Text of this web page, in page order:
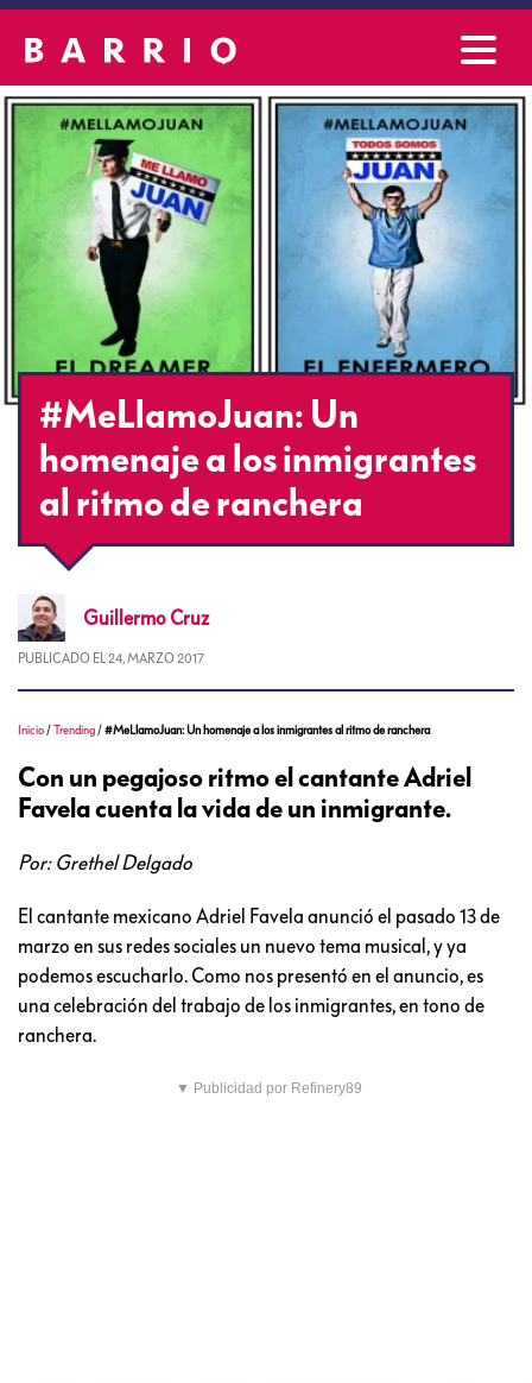
#MeLlamoJuan: Un
homenaje a los inmigrantes
al ritmo de ranchera
Guillermo Cruz
PUBLICADO EL 24, MARZO 2017
Inicio /Trending /#MeLlamoJuan: Un homenaje a los inmigrantes al ritmo de ranchera
Con un pegajoso ritmo el cantante Adriel
Favela cuenta la vida de un inmigrante.
Por: Grethel Delgado
El cantante mexicano Adriel Favela anunció el pasado 13 de
marzo en sus redes sociales un nuevo tema musical, y ya
podemos escucharlo. Como nos presentó en el anuncio, es
una celebración del trabajo de los inmigrantes, en tono de
ranchera.
▼ Publicidad por Refinery89